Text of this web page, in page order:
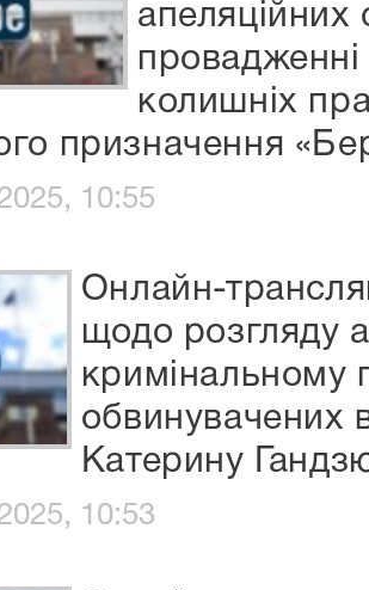
апеляційних
колишніх
призначення
10:55
Онлайн-
щодо розгляду
кримінальному
обвинувачених
Катерину
10:53